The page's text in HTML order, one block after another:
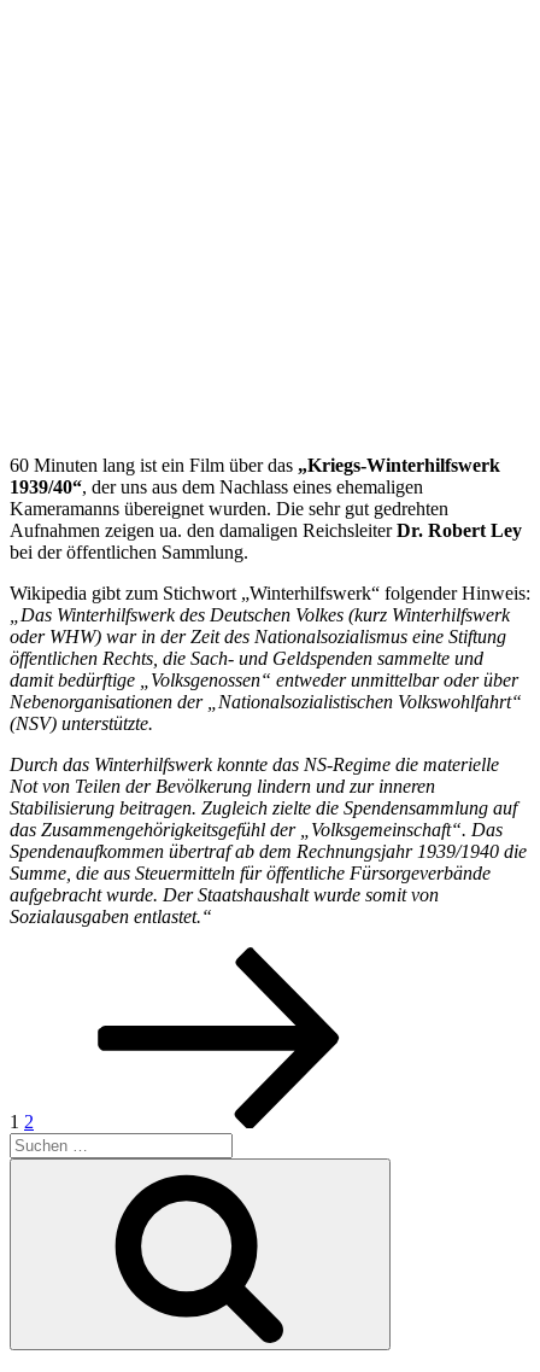
60 Minuten lang ist ein Film über das „Kriegs-Winterhilfswerk
1939/40“, der uns aus dem Nachlass eines ehemaligen
Kameramanns übereignet wurden. Die sehr gut gedrehten
Aufnahmen zeigen ua. den damaligen ReichsleiterDr. Robert Ley
bei der öffentlichen Sammlung.
Wikipedia gibt zum Stichwort „Winterhilfswerk“ folgender Hinweis:
„Das Winterhilfswerk des Deutschen Volkes (kurz Winterhilfswerk
oder WHW) war in der Zeit des Nationalsozialismus eine Stiftung
öffentlichen Rechts, die Sach- und Geldspenden sammelte und
damit bedürftige „Volksgenossen“ entweder unmittelbar oder über
Nebenorganisationen der „Nationalsozialistischen Volkswohlfahrt“
(NSV) unterstützte.
Durch das Winterhilfswerk konnte das NS-Regime die materielle
Not von Teilen der Bevölkerung lindern und zur inneren
Stabilisierung beitragen. Zugleich zielte die Spendensammlung auf
das Zusammengehörigkeitsgefühl der „Volksgemeinschaft“. Das
Spendenaufkommen übertraf ab dem Rechnungsjahr 1939/1940 die
Summe, die aus Steuermitteln für öffentliche Fürsorgeverbände
aufgebracht wurde. Der Staatshaushalt wurde somit von
Sozialausgaben entlastet.“
Seitennummerierung
Beiträge
1 2
Suchen
nach: